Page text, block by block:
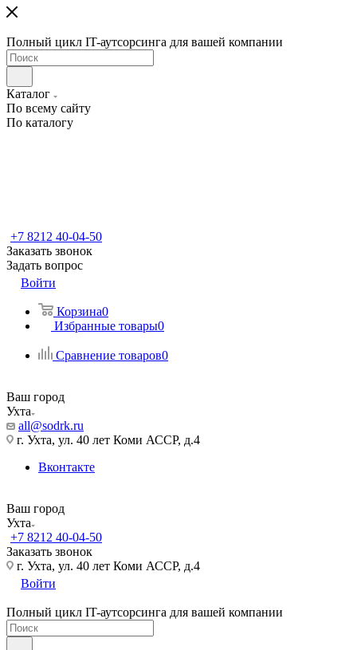
Полный цикл IT-аутсорсинга для вашей компании
Каталог
По всему сайту
По каталогу
+7 8212 40-04-50
Заказать звонок
Задать вопрос
Войти
Корзина0
Избранные товары0
Сравнение товаров0
Ваш город
Ухта
all@sodrk.ru
г. Ухта, ул. 40 лет Коми АССР, д.4
Вконтакте
Ваш город
Ухта
+7 8212 40-04-50
Заказать звонок
г. Ухта, ул. 40 лет Коми АССР, д.4
Войти
Полный цикл IT-аутсорсинга для вашей компании